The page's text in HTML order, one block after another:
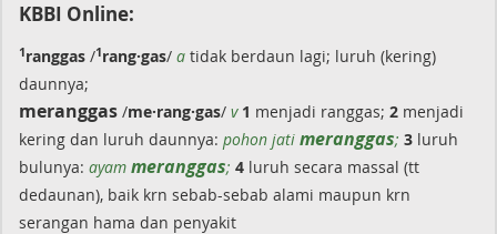
KBBI Online:
1ranggas /1rang·gas/ a tidak berdaun lagi; luruh (kering)
daunnya;
meranggas /me·rang·gas/ v 1 menjadi ranggas; 2 menjadi
kering dan luruh daunnya: pohon jati meranggas; 3 luruh
bulunya: ayam meranggas; 4 luruh secara massal (tt
dedaunan), baik krn sebab-sebab alami maupun krn
serangan hama dan penyakit